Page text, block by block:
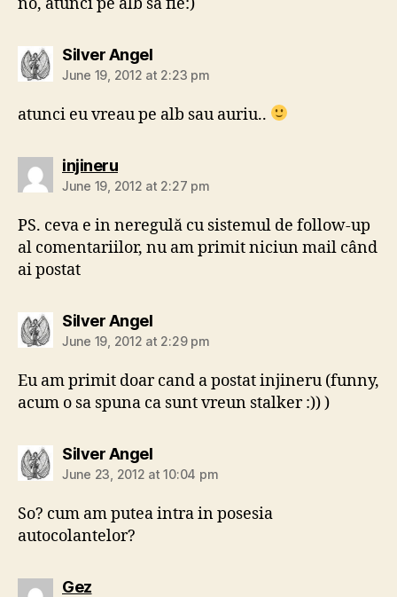
Silver Angelsays:
June 19, 2012 at 2:23 pm
atunci eu vreau pe alb sau auriu..
injinerusays:
June 19, 2012 at 2:27 pm
PS. ceva e in neregulă cu sistemul de follow-up
al comentariilor, nu am primit niciun mail când
ai postat
Silver Angelsays:
June 19, 2012 at 2:29 pm
Eu am primit doar cand a postat injineru (funny,
acum o sa spuna ca sunt vreun stalker :)) )
Silver Angelsays:
June 23, 2012 at 10:04 pm
So? cum am putea intra in posesia
autocolantelor?
Gezsays: